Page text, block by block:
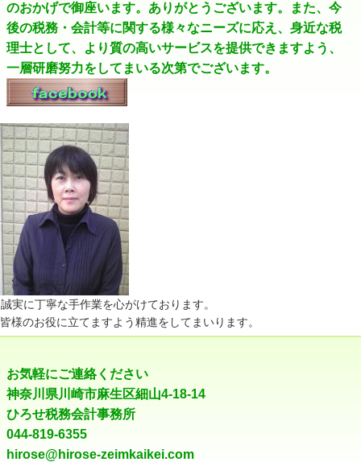
のおかげで御座います。ありがとうございます。また、今
後の税務・会計等に関する様々なニーズに応え、身近な税
理士として、より質の高いサービスを提供できますよう、
一層研磨努力をしてまいる次第でございます。
誠実に丁寧な手作業を心がけております。
皆様のお役に立てますよう精進をしてまいります。
お気軽にご連絡ください
神奈川県川崎市麻生区細山4-18-14
ひろせ税務会計事務所
044-819-6355
hirose@hirose-zeimkaikei.com